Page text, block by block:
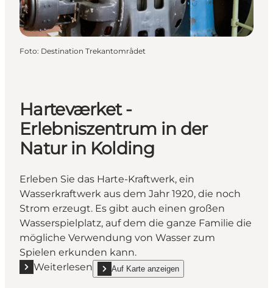
Foto: Destination Trekantområdet
Harteværket -
Erlebniszentrum in der
Natur in Kolding
Erleben Sie das Harte-Kraftwerk, ein
Wasserkraftwerk aus dem Jahr 1920, die noch
Strom erzeugt. Es gibt auch einen großen
Wasserspielplatz, auf dem die ganze Familie die
mögliche Verwendung von Wasser zum
Spielen erkunden kann.
Weiterlesen
Mehr erfahren "Harteværket - Erlebniszentrum in
Auf Karte anzeigen
show Harteværket - Erlebniszentrum in der Natur